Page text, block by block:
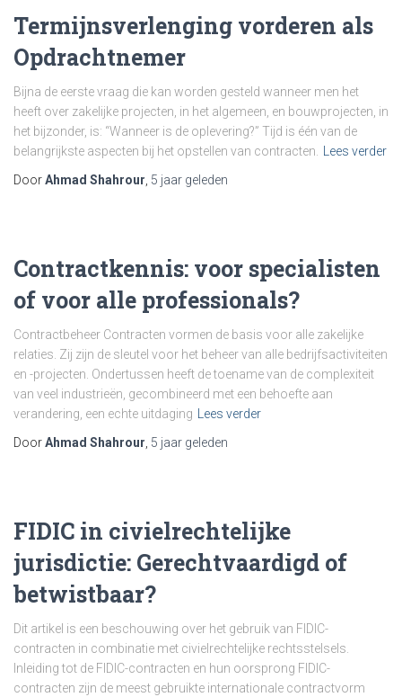
Termijnsverlenging vorderen als
Opdrachtnemer
Bijna de eerste vraag die kan worden gesteld wanneer men het
heeft over zakelijke projecten, in het algemeen, en bouwprojecten, in
het bijzonder, is: “Wanneer is de oplevering?” Tijd is één van de
belangrijkste aspecten bij het opstellen van contracten.
Lees verder
DoorAhmad Shahrour 5 jaar geleden
Contractkennis: voor specialisten
of voor alle professionals?
Contractbeheer Contracten vormen de basis voor alle zakelijke
relaties. Zij zijn de sleutel voor het beheer van alle bedrijfsactiviteiten
en -projecten. Ondertussen heeft de toename van de complexiteit
van veel industrieën, gecombineerd met een behoefte aan
verandering, een echte uitdaging
Lees verder
DoorAhmad Shahrour 5 jaar geleden
FIDIC in civielrechtelijke
jurisdictie: Gerechtvaardigd of
betwistbaar?
Dit artikel is een beschouwing over het gebruik van FIDIC-
contracten in combinatie met civielrechtelijke rechtsstelsels.
Inleiding tot de FIDIC-contracten en hun oorsprong FIDIC-
contracten zijn de meest gebruikte internationale contractvorm